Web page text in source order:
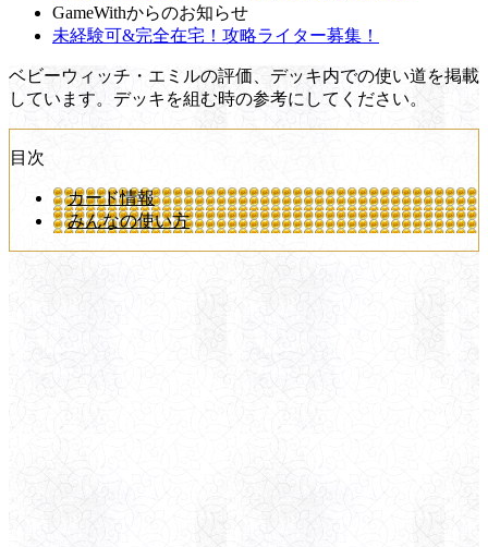
GameWithからのお知らせ
未経験可&完全在宅！攻略ライター募集！
ベビーウィッチ・エミルの評価、デッキ内での使い道を掲載
しています。デッキを組む時の参考にしてください。
目次
カード情報
みんなの使い方